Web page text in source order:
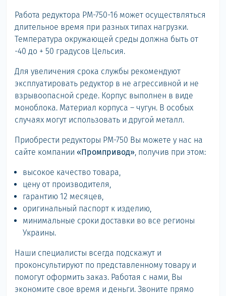
Работа редуктора РМ-750-16 может осуществляться
длительное время при разных типах нагрузки.
Температура окружающей среды должна быть от
-40 до + 50 градусов Цельсия.
Для увеличения срока службы рекомендуют
эксплуатировать редуктор в не агрессивной и не
взрывоопасной среде. Корпус выполнен в виде
моноблока. Материал корпуса – чугун. В особых
случаях могут использовать и другой металл.
Приобрести редукторы РМ-750 Вы можете у нас на
сайте компании «Промпривод», получив при этом:
высокое качество товара,
цену от производителя,
гарантию 12 месяцев,
оригинальный паспорт к изделию,
минимальные сроки доставки во все регионы
Украины.
Наши специалисты всегда подскажут и
проконсультируют по представленному товару и
помогут оформить заказ. Работая с нами, Вы
экономите свое время и деньги. Звоните прямо